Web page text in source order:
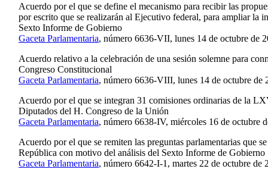
Acuerdo por el que se define el mecanismo para recibir las
por escrito que se realizarán al Ejecutivo federal, para ampliar la
Sexto Informe de Gobierno
Gaceta Parlamentaria, número 6636-VII, lunes 14 de octubre de
Acuerdo relativo a la celebración de una sesión solemne para
Congreso Constitucional
Gaceta Parlamentaria, número 6636-VIII, lunes 14 de octubre de
Acuerdo por el que se integran 31 comisiones ordinarias de la
Diputados del H. Congreso de la Unión
Gaceta Parlamentaria, número 6638-IV, miércoles 16 de octubre
Acuerdo por el que se remiten las preguntas parlamentarias que
República con motivo del análisis del Sexto Informe de Gobierno
Gaceta Parlamentaria, número 6642-I-1, martes 22 de octubre de